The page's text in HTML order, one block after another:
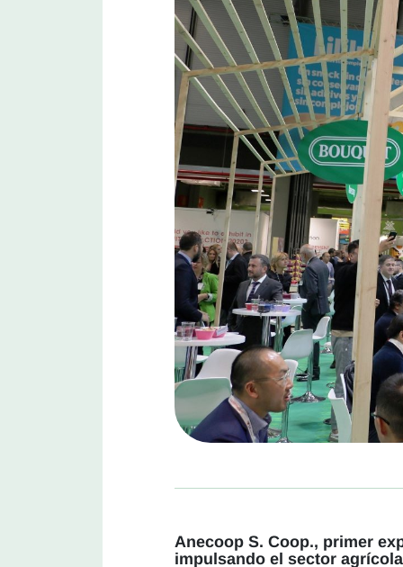
Anecoop S. Coop., primer
impulsando el sector